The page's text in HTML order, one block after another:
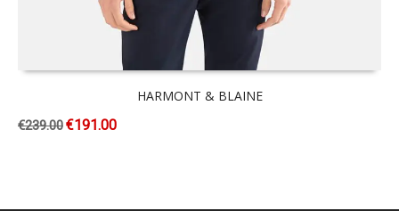
HARMONT & BLAINE
€239.00€191.00